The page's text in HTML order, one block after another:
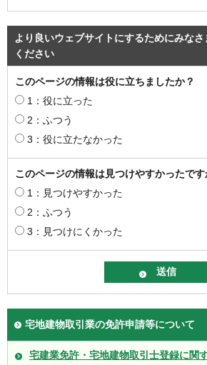
より良いウェブサイトにするためにみな
ください
このページの情報は役に立ちましたか？
1：役に立った
2：ふつう
3：役に立たなかった
このページの情報は見つけやすかったです
1：見つけやすかった
2：ふつう
3：見つけにくかった
宅地建物取引業の免許申請等について
宅建業免許・宅地建物取引士登録に関